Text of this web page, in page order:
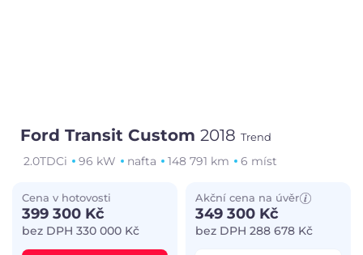
Ford Transit Custom2018 Trend
2.0TDCi 96 kW nafta 148 791 km 6 míst
Akční cena na úvěr
349 300 Kč
bez DPH 288 678 Kč
Cena v hotovosti
399 300 Kč
bez DPH 330 000 Kč